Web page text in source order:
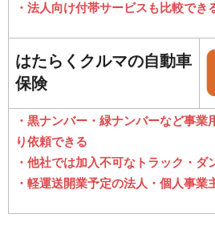
・法人向け付帯サービスも比較でき
はたらくクルマの自動車
保険
・黒ナンバー・緑ナンバーなど事業
り依頼できる
・他社では加入不可なトラック・ダ
・軽運送開業予定の法人・個人事業